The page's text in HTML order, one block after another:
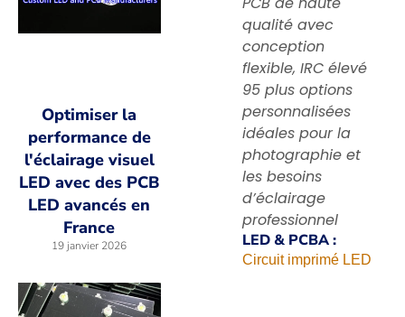
Optimiser la
performance de
l'éclairage visuel
LED avec des PCB
LED avancés en
France
19 janvier 2026
qualité avec
conception
flexible, IRC élevé
95 plus options
personnalisées
idéales pour la
photographie et
les besoins
d’éclairage
professionnel
LED & PCBA :
Circuit imprimé LED